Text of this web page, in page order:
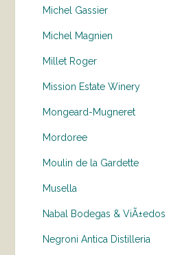
Michel Gassier
Michel Magnien
Millet Roger
Mission Estate Winery
Mongeard-Mugneret
Mordoree
Moulin de la Gardette
Musella
Nabal Bodegas & ViÃ±edos
Negroni Antica Distilleria